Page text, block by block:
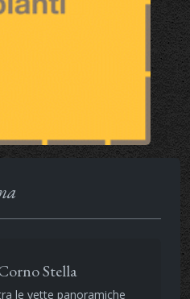
Stella
le vette panoramiche